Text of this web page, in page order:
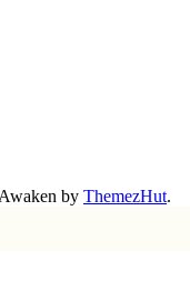
by ThemezHut.